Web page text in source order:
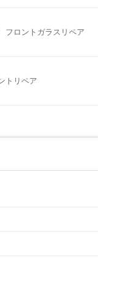
ロントガラスリペア
トリペア